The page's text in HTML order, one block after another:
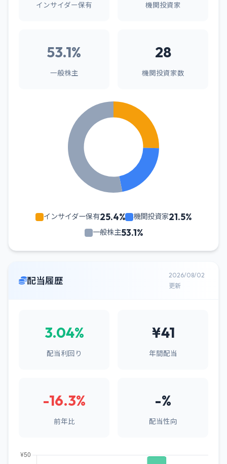
インサイダー保有 機関投資家
53.1%
一般株主
28
機関投資家数
インサイダー保有25.4% 機関投資家21.5%
一般株主53.1%
配当履歴
2026/08/02
更新
3.04%
配当利回り
¥41
年間配当
-16.3%
前年比
-%
配当性向